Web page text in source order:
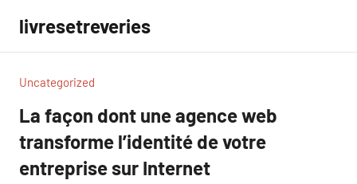
contenu
livresetreveries
Uncategorized
La façon dont une agence web
transforme l’identité de votre
entreprise sur Internet